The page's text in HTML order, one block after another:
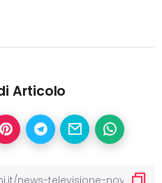
Articolo